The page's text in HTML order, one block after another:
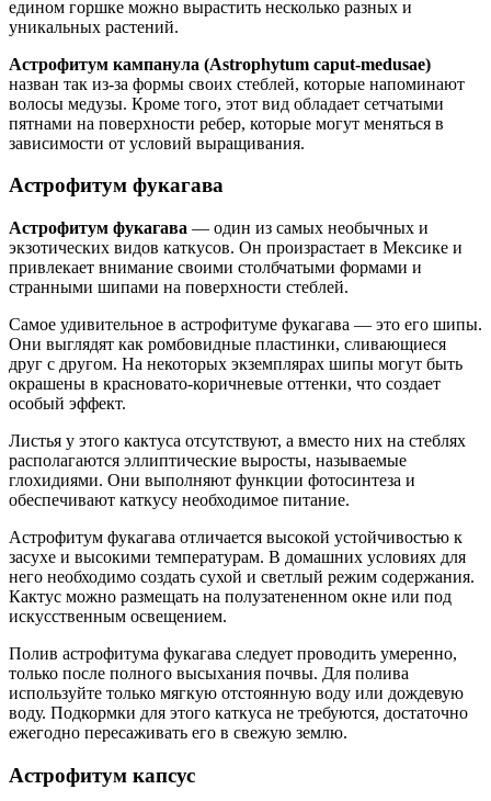
едином горшке можно вырастить несколько разных и
уникальных растений.
Астрофитум кампанула (Astrophytum caput-medusae)
назван так из-за формы своих стеблей, которые напоминают
волосы медузы. Кроме того, этот вид обладает сетчатыми
пятнами на поверхности ребер, которые могут меняться в
зависимости от условий выращивания.
Астрофитум фукагава
Астрофитум фукагава — один из самых необычных и
экзотических видов каткусов. Он произрастает в Мексике и
привлекает внимание своими столбчатыми формами и
странными шипами на поверхности стеблей.
Самое удивительное в астрофитуме фукагава — это его шипы.
Они выглядят как ромбовидные пластинки, сливающиеся
друг с другом. На некоторых экземплярах шипы могут быть
окрашены в красновато-коричневые оттенки, что создает
особый эффект.
Листья у этого кактуса отсутствуют, а вместо них на стеблях
располагаются эллиптические выросты, называемые
глохидиями. Они выполняют функции фотосинтеза и
обеспечивают каткусу необходимое питание.
Астрофитум фукагава отличается высокой устойчивостью к
засухе и высокими температурам. В домашних условиях для
него необходимо создать сухой и светлый режим содержания.
Кактус можно размещать на полузатененном окне или под
искусственным освещением.
Полив астрофитума фукагава следует проводить умеренно,
только после полного высыхания почвы. Для полива
используйте только мягкую отстоянную воду или дождевую
воду. Подкормки для этого каткуса не требуются, достаточно
ежегодно пересаживать его в свежую землю.
Астрофитум капсус